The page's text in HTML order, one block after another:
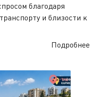
благодаря
и близости к
Подробнее